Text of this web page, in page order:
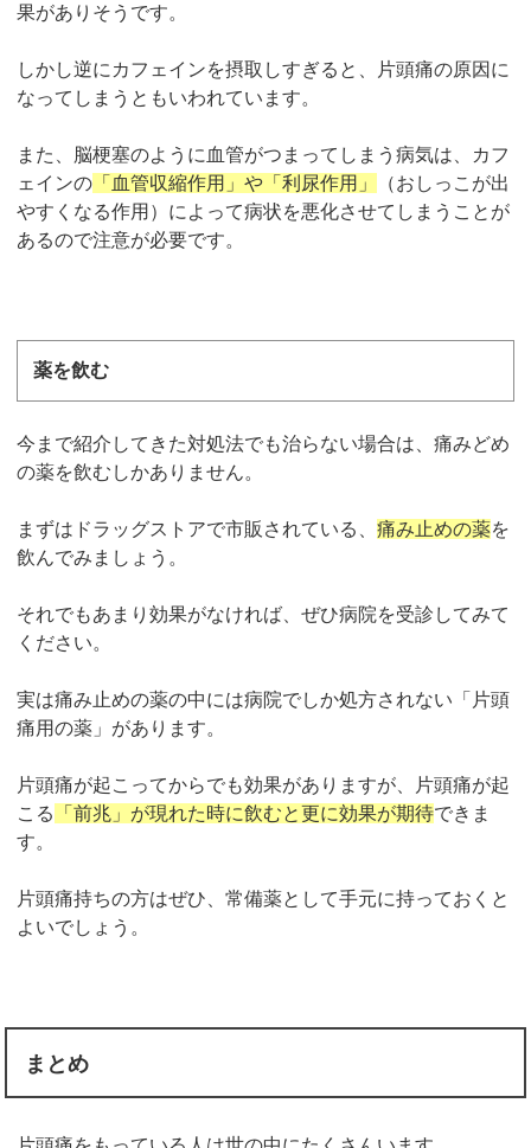
果がありそうです。
しかし逆にカフェインを摂取しすぎると、片頭痛の原因に
なってしまうともいわれています。
また、脳梗塞のように血管がつまってしまう病気は、カフ
ェインの 「血管収縮作用」や「利尿作用」
（おしっこが出
やすくなる作用）によって病状を悪化させてしまうことが
あるので注意が必要です。
薬を飲む
今まで紹介してきた対処法でも治らない場合は、痛みどめ
の薬を飲むしかありません。
まずはドラッグストアで市販されている、痛み止めの薬を
飲んでみましょう。
それでもあまり効果がなければ、ぜひ病院を受診してみて
ください。
実は痛み止めの薬の中には病院でしか処方されない「片頭
痛用の薬」があります。
片頭痛が起こってからでも効果がありますが、片頭痛が起
こる
「前兆」が現れた時に飲むと更に効果が期待できま
す。
片頭痛持ちの方はぜひ、常備薬として手元に持っておくと
よいでしょう。
まとめ